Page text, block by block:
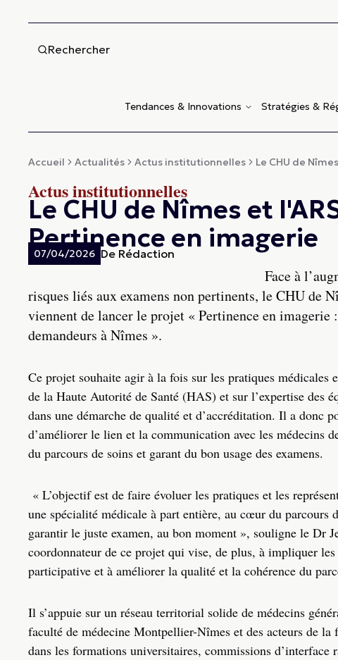
Rechercher
Tendances & Innovations Stratégies &
Accueil Actualités Actus institutionnelles Le CHU de
Actus institutionnelles
Le CHU de Nîmes et
Pertinence en imagerie
07/04/2026 De Rédaction
Face à
risques liés aux examens non pertinents, le CHU de
viennent de lancer le projet « Pertinence en
demandeurs à Nîmes ».
Ce projet souhaite agir à la fois sur les pratiques médicales
de la Haute Autorité de Santé (HAS) et sur l’expertise des
dans une démarche de qualité et d’accréditation. Il a donc
d’améliorer le lien et la communication avec les médecins
du parcours de soins et garant du bon usage des examens.
« L’objectif est de faire évoluer les pratiques et les
une spécialité médicale à part entière, au cœur du
garantir le juste examen, au bon moment », souligne le Dr
coordonnateur de ce projet qui vise, de plus, à impliquer
participative et à améliorer la qualité et la cohérence du
Il s’appuie sur un réseau territorial solide de médecins
faculté de médecine Montpellier-Nîmes et des acteurs de
dans les formations universitaires, commissions